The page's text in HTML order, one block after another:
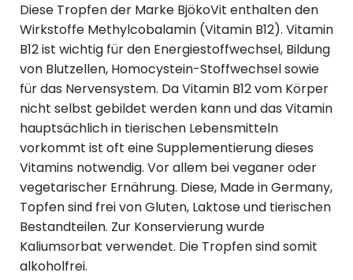
Diese Tropfen der Marke BjökoVit enthalten den
Wirkstoffe Methylcobalamin (Vitamin B12). Vitamin
B12 ist wichtig für den Energiestoffwechsel, Bildung
von Blutzellen, Homocystein-Stoffwechsel sowie
für das Nervensystem. Da Vitamin B12 vom Körper
nicht selbst gebildet werden kann und das Vitamin
hauptsächlich in tierischen Lebensmitteln
vorkommt ist oft eine Supplementierung dieses
Vitamins notwendig. Vor allem bei veganer oder
vegetarischer Ernährung. Diese, Made in Germany,
Topfen sind frei von Gluten, Laktose und tierischen
Bestandteilen. Zur Konservierung wurde
Kaliumsorbat verwendet. Die Tropfen sind somit
alkoholfrei.